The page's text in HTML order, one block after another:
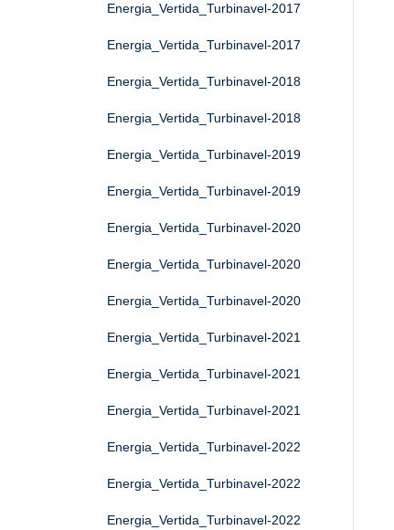
Energia_Vertida_Turbinavel-2017
Energia_Vertida_Turbinavel-2017
Energia_Vertida_Turbinavel-2018
Energia_Vertida_Turbinavel-2018
Energia_Vertida_Turbinavel-2019
Energia_Vertida_Turbinavel-2019
Energia_Vertida_Turbinavel-2020
Energia_Vertida_Turbinavel-2020
Energia_Vertida_Turbinavel-2020
Energia_Vertida_Turbinavel-2021
Energia_Vertida_Turbinavel-2021
Energia_Vertida_Turbinavel-2021
Energia_Vertida_Turbinavel-2022
Energia_Vertida_Turbinavel-2022
Energia_Vertida_Turbinavel-2022